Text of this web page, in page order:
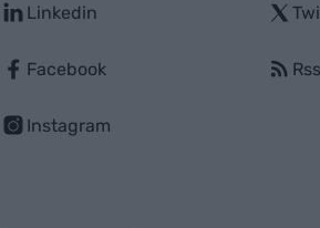
Linkedin
Facebook
Instagram
Rss